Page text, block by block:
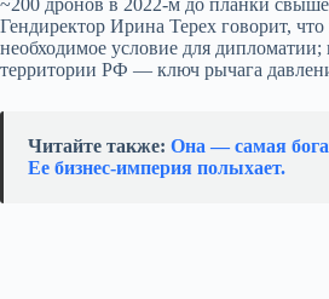
Гендиректор Ирина Терех говорит,
необходимое условие для дипломатии;
территории РФ — ключ рычага
Читайте также: Она — самая
Ее бизнес‑империя полыхает.